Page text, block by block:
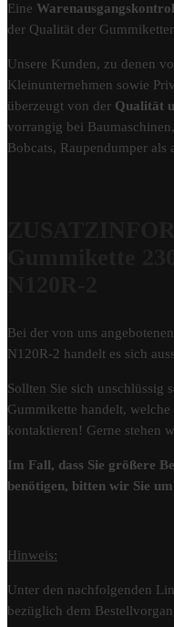
Eine
der Qualität der
Unsere Kunden, zu denen
Kleinunternehmen sowie
überzeugt von der Qualität
vorrangig bei
Bobcats, Raupendumper als
Bei der von uns
N120R-2 handelt es sich
Sollten Sie sich unschlüssig
Gummikette handelt,
kontaktieren! Gerne stehen
Im Fall, dass Sie größere
benötigen, bitten wir Sie
Hinweis:
Unter den nachfolgenden
bezüglich dem